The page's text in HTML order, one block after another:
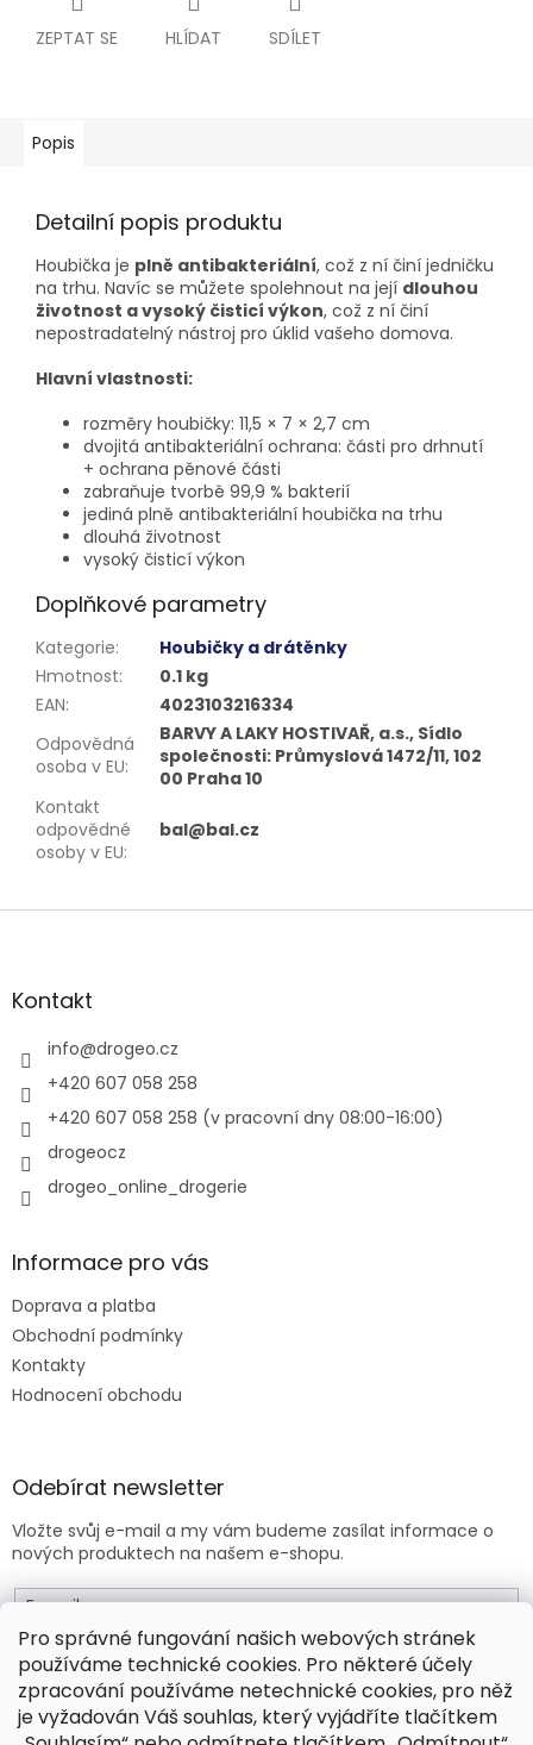
Pro správné fungování našich webových stránek
používáme technické cookies. Pro některé účely
zpracování používáme netechnické cookies, pro něž
je vyžadován Váš souhlas, který vyjádříte tlačítkem
ZEPTAT SE HLÍDAT SDÍLET
Popis
Detailní popis produktu
Houbička je plně antibakteriální, což z ní činí jedničku
na trhu. Navíc se můžete spolehnout na její dlouhou
životnost a vysoký čisticí výkon, což z ní činí
nepostradatelný nástroj pro úklid vašeho domova.
Hlavní vlastnosti:
rozměry houbičky: 11,5 × 7 × 2,7 cm
dvojitá antibakteriální ochrana: části pro drhnutí
+ ochrana pěnové části
zabraňuje tvorbě 99,9 % bakterií
jediná plně antibakteriální houbička na trhu
dlouhá životnost
vysoký čisticí výkon
Doplňkové parametry
Kategorie:
Houbičky a drátěnky
Hmotnost:
0.1 kg
EAN:
4023103216334
Odpovědná
osoba v EU:
BARVY A LAKY HOSTIVAŘ, a.s., Sídlo
společnosti: Průmyslová 1472/11, 102
00 Praha 10
Kontakt
odpovědné
osoby v EU:
bal@bal.cz
Z
aKontakt
info@drogeo.cz
+420 607 058 258
+420 607 058 258 (v pracovní dny 08:00-16:00)
drogeocz
drogeo_online_drogerie
Informace pro vás
Doprava a platba
Obchodní podmínky
Kontakty
Hodnocení obchodu
Odebírat newsletter
Vložte svůj e-mail a my vám budeme zasílat informace o
nových produktech na našem e-shopu.
E-mail
Vložením e-mailu souhlasíte sobchodními podmínkami .
PŘIHLÁSIT SE